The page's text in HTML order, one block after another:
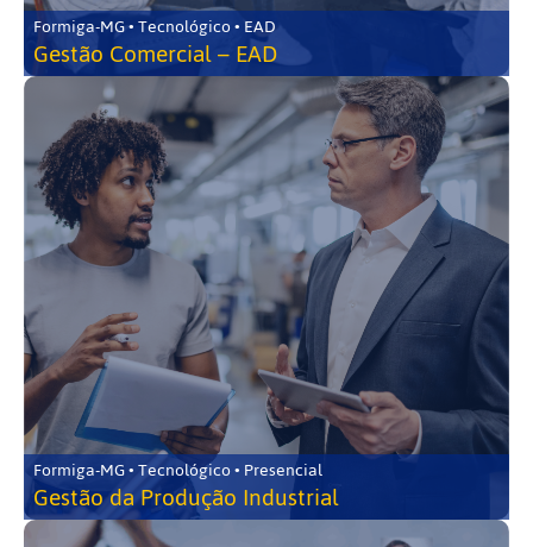
Formiga-MG • Tecnológico • EAD
Gestão Comercial – EAD
Formiga-MG • Tecnológico • Presencial
Gestão da Produção Industrial